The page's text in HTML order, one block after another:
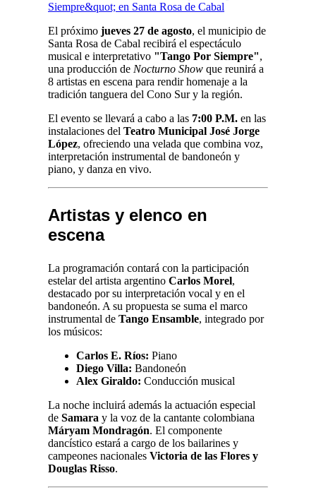
El próximo jueves 27 de agosto, el municipio de
Santa Rosa de Cabal recibirá el espectáculo
musical e interpretativo "Tango Por Siempre",
una producción de Nocturno Show que reunirá a
8 artistas en escena para rendir homenaje a la
tradición tanguera del Cono Sur y la región.
El evento se llevará a cabo a las 7:00 P.M. en las
instalaciones del Teatro Municipal José Jorge
López, ofreciendo una velada que combina voz,
interpretación instrumental de bandoneón y
piano, y danza en vivo.
Artistas y elenco en
escena
La programación contará con la participación
estelar del artista argentino Carlos Morel,
destacado por su interpretación vocal y en el
bandoneón. A su propuesta se suma el marco
instrumental de Tango Ensamble, integrado por
los músicos:
Carlos E. Ríos: Piano
Diego Villa: Bandoneón
Alex Giraldo: Conducción musical
La noche incluirá además la actuación especial
de Samara y la voz de la cantante colombiana
Máryam Mondragón. El componente
dancístico estará a cargo de los bailarines y
campeones nacionales Victoria de las Flores y
Douglas Risso.